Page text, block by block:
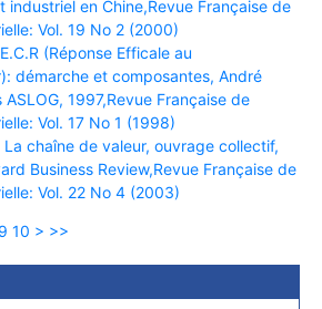
industriel en Chine,Revue Française de
Vol. 19 No 2 (2000)
E.C.R (Réponse Efficale au
démarche et composantes, André
ASLOG, 1997,Revue Française de
Vol. 17 No 1 (1998)
La chaîne de valeur, ouvrage collectif,
Business Review,Revue Française de
Vol. 22 No 4 (2003)
9 10 > >>